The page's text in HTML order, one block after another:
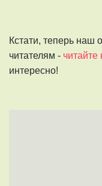
Кстати, теперь наш
читателям - читайте
интересно!